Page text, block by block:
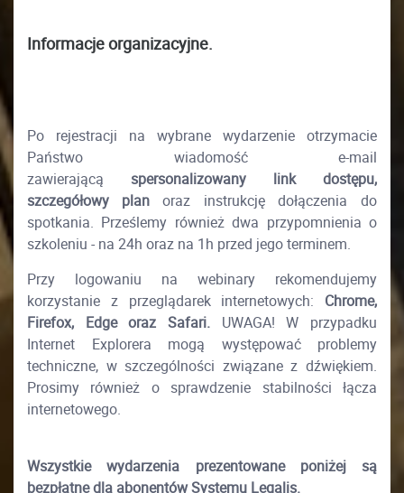
Informacje organizacyjne.
Po rejestracji na wybrane wydarzenie otrzymacie
Państwo wiadomość e-mail
zawierającą spersonalizowany link dostępu,
szczegółowy plan oraz instrukcję dołączenia do
spotkania. Prześlemy również dwa przypomnienia o
szkoleniu - na 24h oraz na 1h przed jego terminem.
Przy logowaniu na webinary rekomendujemy
korzystanie z przeglądarek internetowych: Chrome,
Firefox, Edge oraz Safari. UWAGA! W przypadku
Internet Explorera mogą występować problemy
techniczne, w szczególności związane z dźwiękiem.
Prosimy również o sprawdzenie stabilności łącza
internetowego.
Wszystkie wydarzenia prezentowane poniżej są
bezpłatne dla abonentów Systemu Legalis.